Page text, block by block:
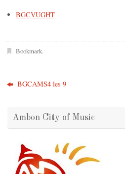
BGCVUGHT
Bookmark.
BGCAMS4 les 9
Ambon City of Music